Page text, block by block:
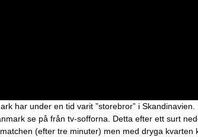
har under en tid varit ”storebror” i
se på från tv-sofforna. Detta efter ett surt
(efter tre minuter) men med dryga